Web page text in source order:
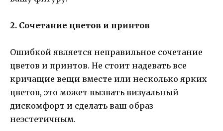
2. Сочетание цветов и принтов
Ошибкой является неправильное сочетание
цветов и принтов. Не стоит надевать все
кричащие вещи вместе или несколько ярких
цветов, это может вызвать визуальный
дискомфорт и сделать ваш образ
неэстетичным.